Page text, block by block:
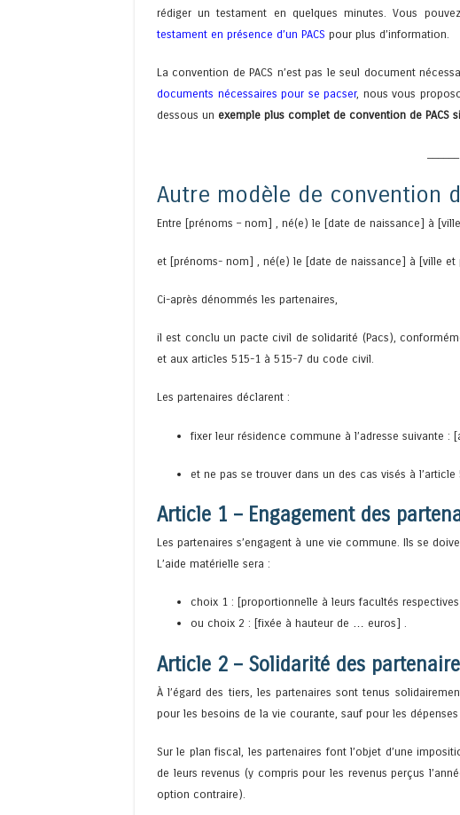
rédiger un testament en quelques minutes. Vous
testament en présence d’un PACS pour plus d’information.
La convention de PACS n’est pas le seul document
documents nécessaires pour se pacser, nous vous
dessous un exemple plus complet de convention de PACS
Autre modèle de convention
Entre [prénoms – nom] , né(e) le [date de naissance] à
et [prénoms- nom] , né(e) le [date de naissance] à [ville et
Ci-après dénommés les partenaires,
il est conclu un pacte civil de solidarité (Pacs),
et aux articles 515-1 à 515-7 du code civil.
Les partenaires déclarent :
fixer leur résidence commune à l’adresse suivante :
et ne pas se trouver dans un des cas visés à
Article 1 – Engagement des
Les partenaires s’engagent à une vie commune. Ils se
L’aide matérielle sera :
choix 1 : [proportionnelle à leurs facultés
ou choix 2 : [fixée à hauteur de … euros] .
Article 2 – Solidarité des
À l’égard des tiers, les partenaires sont tenus
pour les besoins de la vie courante, sauf pour les
Sur le plan fiscal, les partenaires font l’objet d’une
de leurs revenus (y compris pour les revenus perçus
option contraire).